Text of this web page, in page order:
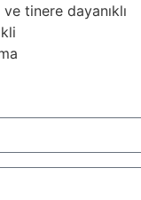
tinere dayanıklı